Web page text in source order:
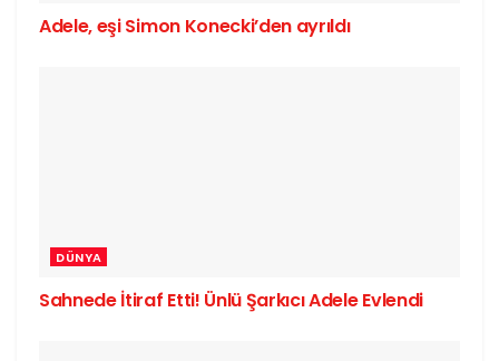
Adele, eşi Simon Konecki’den ayrıldı
DÜNYA
Sahnede İtiraf Etti! Ünlü Şarkıcı Adele Evlendi